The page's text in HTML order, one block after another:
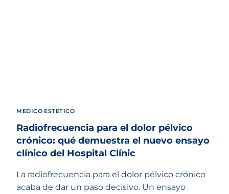
MEDICO ESTETICO
Radiofrecuencia para el dolor pélvico
crónico: qué demuestra el nuevo ensayo
clínico del Hospital Clínic
La radiofrecuencia para el dolor pélvico crónico
acaba de dar un paso decisivo. Un ensayo